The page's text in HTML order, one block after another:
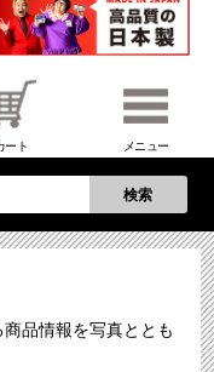
ート メニュー
検索
品情報を写真ととも